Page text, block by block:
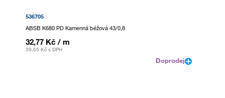
536705
ABSB K680 PD Kamenná béžová 43/0,8
32,77 Kč / m
39,65 Kč s DPH
Doprodej